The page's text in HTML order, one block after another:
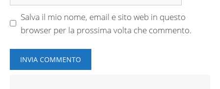
Salva il mio nome, email e sito web in questo
browser per la prossima volta che commento.